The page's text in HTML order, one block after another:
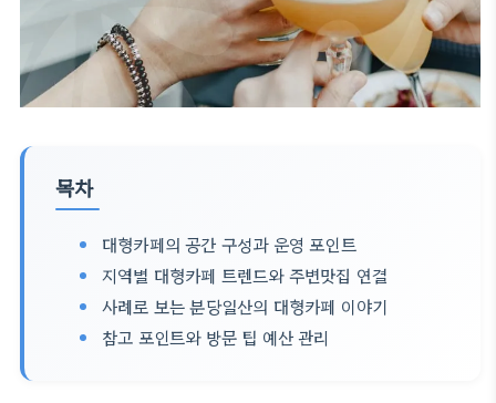
목차
대형카페의 공간 구성과 운영 포인트
지역별 대형카페 트렌드와 주변맛집 연결
사례로 보는 분당일산의 대형카페 이야기
참고 포인트와 방문 팁 예산 관리